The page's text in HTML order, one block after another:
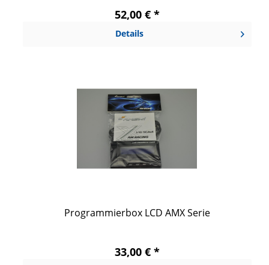
52,00 € *
Details
Programmierbox LCD AMX Serie
33,00 € *